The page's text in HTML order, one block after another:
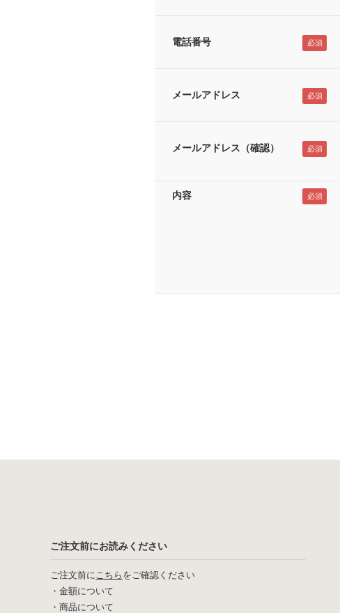
電話番号
メールアドレス
メールアドレス（確認）
内容
ご注文前にお読みください
ご注文前にこちら をご確認ください
・ 金額について
・ 商品について